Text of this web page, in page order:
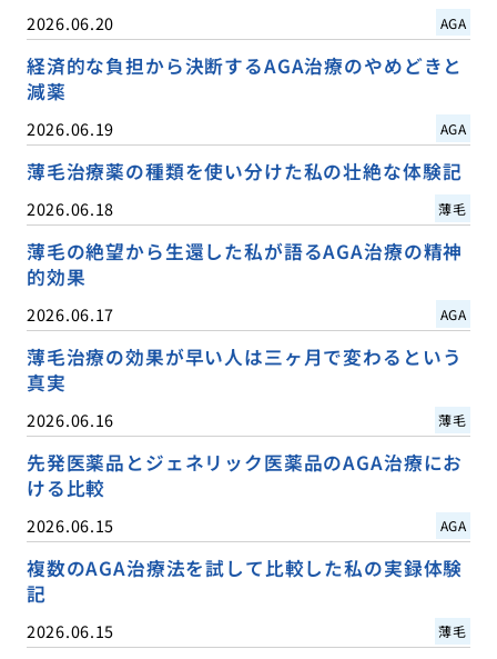
2026.06.20 AGA
経済的な負担から決断するAGA治療のやめどきと
減薬
2026.06.19 AGA
薄毛治療薬の種類を使い分けた私の壮絶な体験記
2026.06.18 薄毛
薄毛の絶望から生還した私が語るAGA治療の精神
的効果
2026.06.17 AGA
薄毛治療の効果が早い人は三ヶ月で変わるという
真実
2026.06.16 薄毛
先発医薬品とジェネリック医薬品のAGA治療にお
ける比較
2026.06.15 AGA
複数のAGA治療法を試して比較した私の実録体験
記
2026.06.15 薄毛